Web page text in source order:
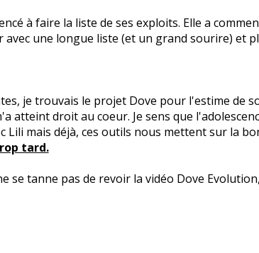
à faire la liste de ses exploits. Elle a
avec une longue liste (et un grand sourire) et
je trouvais le projet Dove pour l'estime de
atteint droit au coeur. Je sens que
Lili mais déjà, ces outils nous mettent sur la
tard.
se tanne pas de revoir la vidéo Dove